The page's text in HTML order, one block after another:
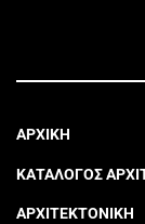
ΑΡΧΙΚΗ
ΚΑΤΑΛΟΓΟΣ
ΑΡΧΙΤΕΚΤΟΝΙΚΗ